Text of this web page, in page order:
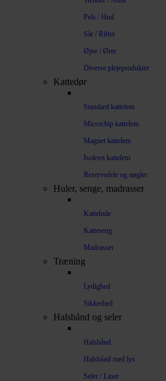
Pels / Hud
Sår / Rifter
Øjne / Ører
Diverse plejeprodukter
Kattedør
Standard kattelem
Microchip kattelem
Magnet kattelem
Isoleret kattelem
Reservedele og nøgler
Huler, senge, madrasser
Kattehule
Katteseng
Madrasser
Træning
Lydighed
Sikkerhed
Halsbånd og seler
Halsbånd
Halsbånd med lys
Seler / Liner